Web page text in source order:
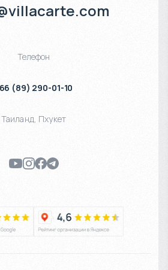
Телефон
(89) 290-01-10
Таиланд, Пхукет